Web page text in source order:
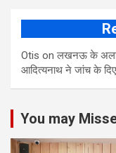
Otis onलखनऊ के
आद‍ित्‍यनाथ ने जांच के
You may